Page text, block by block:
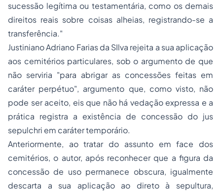
sucessão legítima ou testamentária, como os demais
direitos reais sobre coisas alheias, registrando-se a
transferência."
Justiniano Adriano Farias da SIlva rejeita a sua aplicação
aos cemitérios particulares, sob o argumento de que
não serviria "para abrigar as concessões feitas em
caráter perpétuo", argumento que, como visto, não
pode ser aceito, eis que não há vedação expressa e a
prática registra a existência de concessão do jus
sepulchri em caráter temporário.
Anteriormente, ao tratar do assunto em face dos
cemitérios, o autor, após reconhecer que a figura da
concessão de uso permanece obscura, igualmente
descarta a sua aplicação ao direto à sepultura,